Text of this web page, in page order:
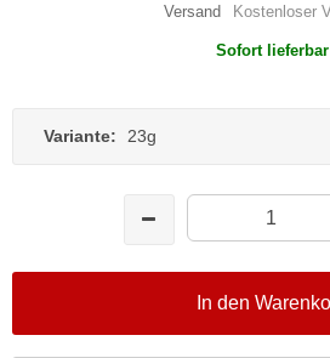
Versand Kostenloser
Sofort lieferbar
Variante: 23g
In den